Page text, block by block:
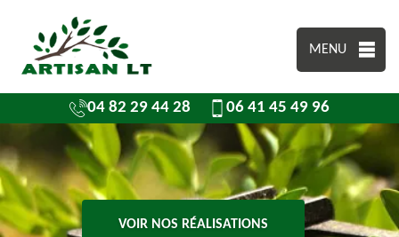
MENU
04 82 29 44 28 06 41 45 49 96
VOIR NOS RÉALISATIONS